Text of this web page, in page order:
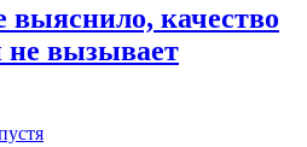
выяснило, качество
вызывает